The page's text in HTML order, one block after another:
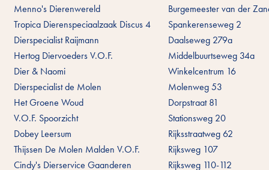
Menno's Dierenwereld
Burgemeester van der
Tropica Dierenspeciaalzaak Discus 4
Spankerenseweg 2
Dierspecialist Raijmann
Daalseweg 279a
Hertog Diervoeders V.O.F.
Middelbuurtseweg 34a
Dier & Naomi
Winkelcentrum 16
Dierspecialist de Molen
Molenweg 53
Het Groene Woud
Dorpstraat 81
V.O.F. Spoorzicht
Stationsweg 20
Dobey Leersum
Rijksstraatweg 62
Thijssen De Molen Malden V.O.F.
Rijksweg 107
Cindy's Dierservice Gaanderen
Rijksweg 110-112